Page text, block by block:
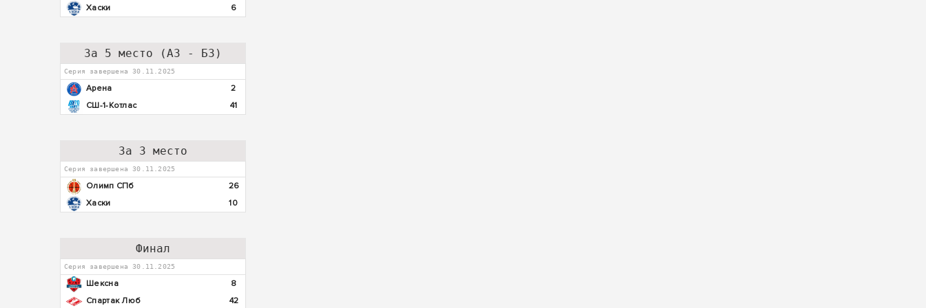
Хаски
6
За 5 место (А3 - Б3)
Серия завершена 30.11.2025
Арена
2
СШ-1-Котлас
41
За 3 место
Серия завершена 30.11.2025
Олимп СПб
26
Хаски
10
Финал
Серия завершена 30.11.2025
Шексна
8
Спартак Люб
42